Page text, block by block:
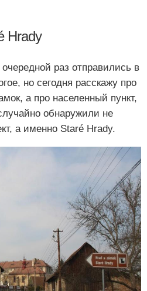
Hrady
раз отправились в
но сегодня расскажу про
а про населенный пункт,
обнаружили не
а именно Staré Hrady.